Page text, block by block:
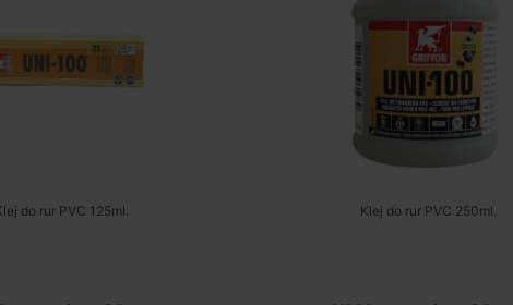
do rur PVC 125ml. Klej do rur PVC 250ml.